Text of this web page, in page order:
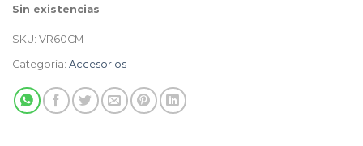
Sin existencias
SKU: VR60CM
Categoría: Accesorios